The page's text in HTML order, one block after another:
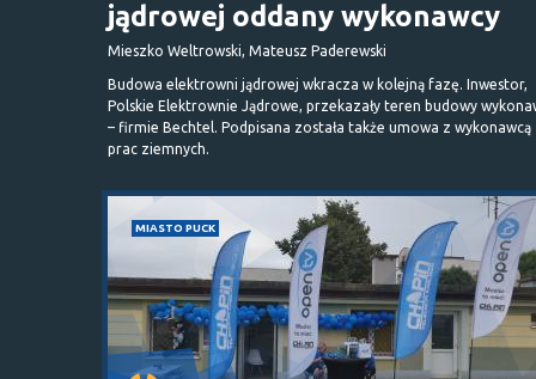
jądrowej oddany wykonawcy
Mieszko Weltrowski, Mateusz Paderewski
Budowa elektrowni jądrowej wkracza w kolejną fazę. Inwestor,
Polskie Elektrownie Jądrowe, przekazały teren budowy
– firmie Bechtel. Podpisana została także umowa z wykonawcą
prac ziemnych.
MIASTO PUCK